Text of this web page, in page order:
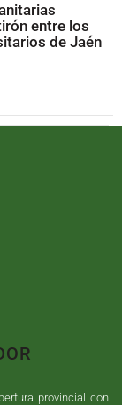
entre los
de Jaén
provincial con